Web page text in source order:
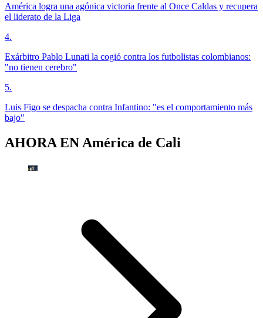
América logra una agónica victoria frente al Once Caldas y recupera
el liderato de la Liga
4.
Exárbitro Pablo Lunati la cogió contra los futbolistas colombianos:
"no tienen cerebro"
5.
Luis Figo se despacha contra Infantino: "es el comportamiento más
bajo"
AHORA EN América de Cali